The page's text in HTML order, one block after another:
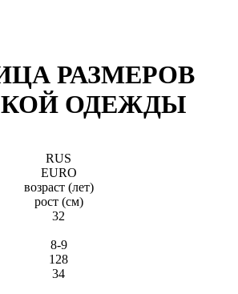
РАЗМЕРОВ
ОДЕЖДЫ
RUS
EURO
возраст (лет)
рост (см)
32
8-9
128
34